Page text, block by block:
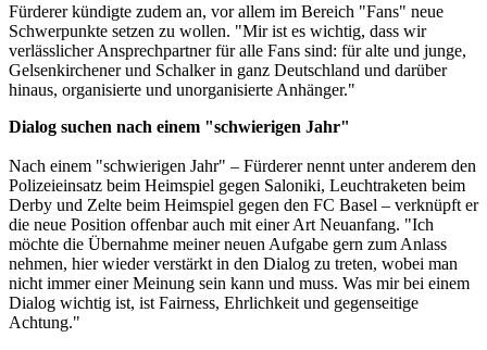
Fürderer kündigte zudem an, vor allem im Bereich "Fans" neue
Schwerpunkte setzen zu wollen. "Mir ist es wichtig, dass wir
verlässlicher Ansprechpartner für alle Fans sind: für alte und junge,
Gelsenkirchener und Schalker in ganz Deutschland und darüber
hinaus, organisierte und unorganisierte Anhänger."
Dialog suchen nach einem "schwierigen Jahr"
Nach einem "schwierigen Jahr" – Fürderer nennt unter anderem den
Polizeieinsatz beim Heimspiel gegen Saloniki, Leuchtraketen beim
Derby und Zelte beim Heimspiel gegen den FC Basel – verknüpft er
die neue Position offenbar auch mit einer Art Neuanfang. "Ich
möchte die Übernahme meiner neuen Aufgabe gern zum Anlass
nehmen, hier wieder verstärkt in den Dialog zu treten, wobei man
nicht immer einer Meinung sein kann und muss. Was mir bei einem
Dialog wichtig ist, ist Fairness, Ehrlichkeit und gegenseitige
Achtung."